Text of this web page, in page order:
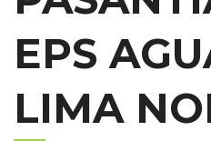
EPS
LIMA